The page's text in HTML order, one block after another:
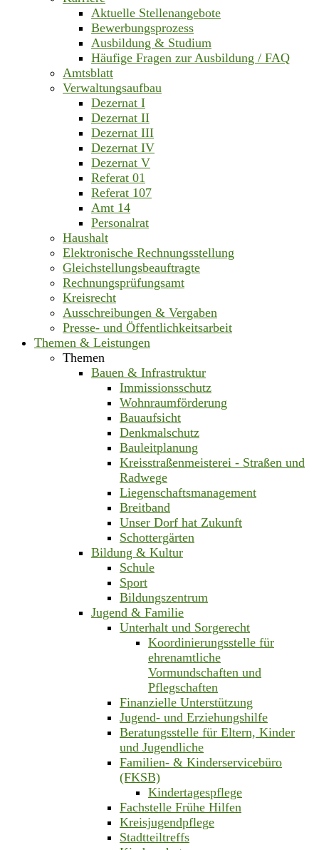
Aktuelle Stellenangebote
Bewerbungsprozess
Ausbildung & Studium
Häufige Fragen zur Ausbildung / FAQ
Amtsblatt
Verwaltungsaufbau
Dezernat I
Dezernat II
Dezernat III
Dezernat IV
Dezernat V
Referat 01
Referat 107
Amt 14
Personalrat
Haushalt
Elektronische Rechnungsstellung
Gleichstellungsbeauftragte
Rechnungsprüfungsamt
Kreisrecht
Ausschreibungen & Vergaben
Presse- und Öffentlichkeitsarbeit
Themen & Leistungen
Themen
Bauen & Infrastruktur
Immissionsschutz
Wohnraumförderung
Bauaufsicht
Denkmalschutz
Bauleitplanung
Kreisstraßenmeisterei - Straßen und
Radwege
Liegenschaftsmanagement
Breitband
Unser Dorf hat Zukunft
Schottergärten
Bildung & Kultur
Schule
Sport
Bildungszentrum
Jugend & Familie
Unterhalt und Sorgerecht
Koordinierungsstelle für
ehrenamtliche
Vormundschaften und
Pflegschaften
Finanzielle Unterstützung
Jugend- und Erziehungshilfe
Beratungsstelle für Eltern, Kinder
und Jugendliche
Familien- & Kinderservicebüro
(FKSB)
Kindertagespflege
Fachstelle Frühe Hilfen
Kreisjugendpflege
Stadtteiltreffs